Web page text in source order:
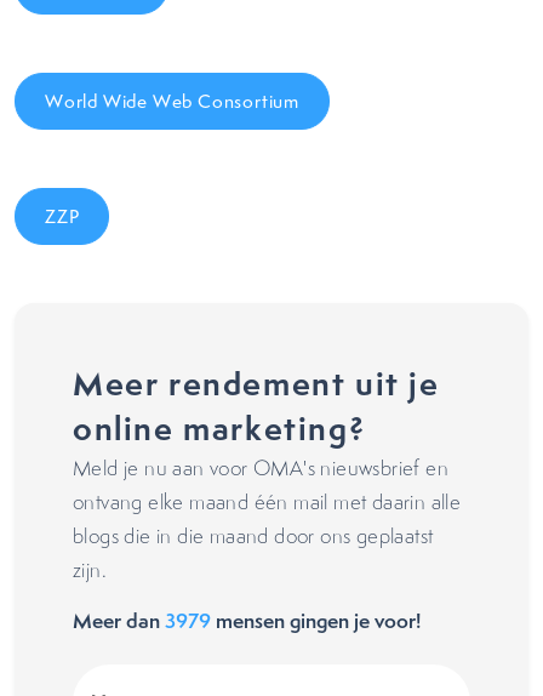
World Wide Web Consortium
ZZP
Meer rendement uit je
online marketing?
Meld je nu aan voor OMA's nieuwsbrief en
ontvang elke maand één mail met daarin alle
blogs die in die maand door ons geplaatst
zijn.
Meer dan3979 mensen gingen je voor!